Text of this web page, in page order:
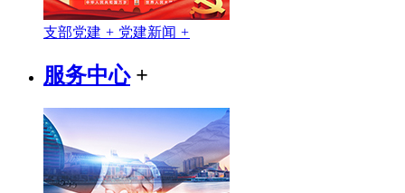
支部党建 + 党建新闻 +
服务中心+